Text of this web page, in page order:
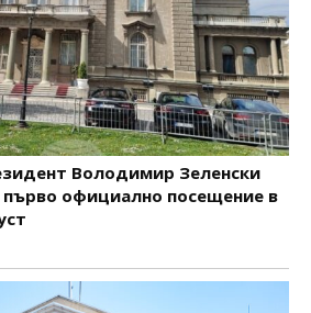
Володимир Зеленски
първо официално посещение в